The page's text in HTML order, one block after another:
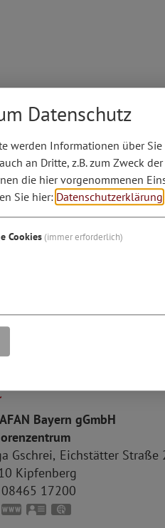
Bayern gGmbH
Gschrei Eichstätter Straße
Kipfenberg
08465 17200
info@solon-senioren-
www.solon-senioren-
vCard
Datenschutz
werden Informationen über
an Dritte, z.B. zum Zweck
die hier vorgenommenen
Sie hier: Datenschutzerklärung
Cookies (immer erforderlich)